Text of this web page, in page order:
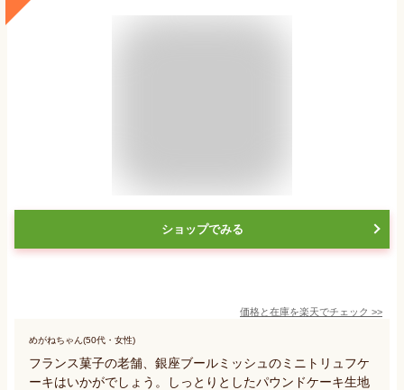
ショップでみる
価格と在庫を楽天でチェック >>
めがねちゃん(50代・女性)
フランス菓子の老舗、銀座ブールミッシュのミニトリュフケ
ーキはいかがでしょう。しっとりとしたパウンドケーキ生地